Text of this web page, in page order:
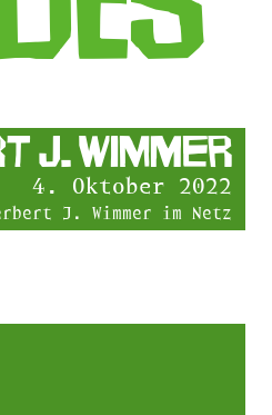
J. Wimmer
4. Oktober 2022
J. Wimmer im Netz